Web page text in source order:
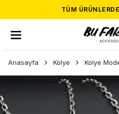
TÜM
Anasayfa Kolye Kolye